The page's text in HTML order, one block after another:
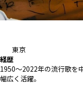
東京
経歴
1950～2022年の流行歌を
幅広く活躍。